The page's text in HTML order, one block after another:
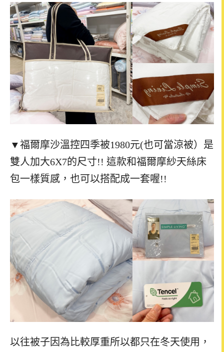
▼福爾摩沙溫控四季被1980元(也可當涼被）是
雙人加大6X7的尺寸!! 這款和福爾摩紗天絲床
包一樣質感，也可以搭配成一套喔!!
以往被子因為比較厚重所以都只在冬天使用，